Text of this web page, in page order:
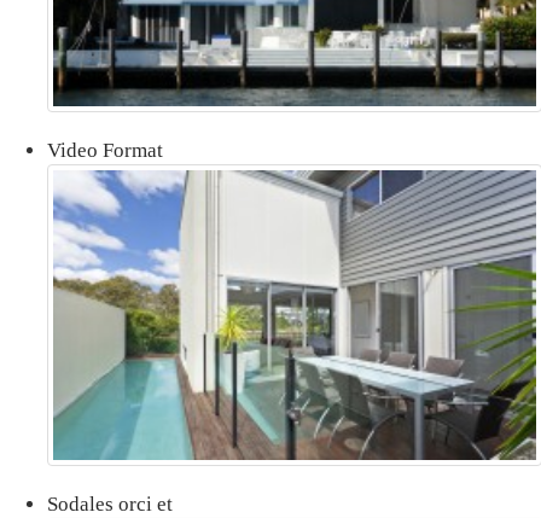
Video Format
Sodales orci et